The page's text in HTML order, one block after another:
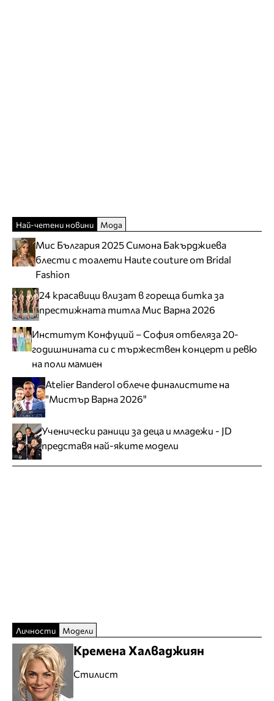
Най-четени новини Мода
Мис България 2025 Симона Бакърджиева
блести с тоалети Haute couture от Bridal
Fashion
24 красавици влизат в гореща битка за
престижната титла Мис Варна 2026
Институт Конфуций – София отбеляза 20-
годишнината си с тържествен концерт и ревю
на поли мамиен
Atelier Banderol облече финалистите на
"Мистър Варна 2026"
Ученически раници за деца и младежи - JD
представя най-яките модели
Личности Модели
Кремена Халваджиян
Стилист